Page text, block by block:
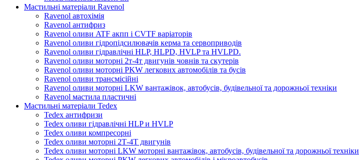
Мастильні матеріали Ravenol
Ravenol автохімія
Ravenol антифриз
Ravenol оливи ATF акпп і CVTF варіаторів
Ravenol оливи гідропідсилювачів керма та сервоприводів
Ravenol оливи гідравлічні HLP, HLPD, HVLP та HVLPD.
Ravenol оливи моторні 2т-4т двигунів човнів та скутерів
Ravenol оливи моторні PKW легкових автомобілів та бусів
Ravenol оливи трансмісійні
Ravenol оливи моторні LKW вантажівок, автобусів, будівельної та дорожньої техніки
Ravenol мастила пластичні
Мастильні матеріали Tedex
Tedex антифризи
Tedex оливи гідравлічні HLP и HVLP
Tedex оливи компресорні
Tedex оливи моторні 2Т-4Т двигунів
Tedex оливи моторні LKW моторні вантажівок, автобусів, будівельної та дорожньої техніки